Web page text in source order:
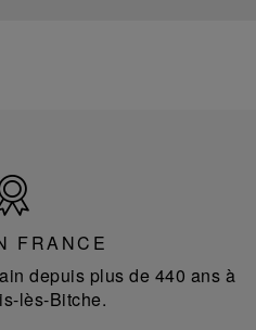
France
FRANCE
depuis plus de 440 ans à
lès-Bitche.